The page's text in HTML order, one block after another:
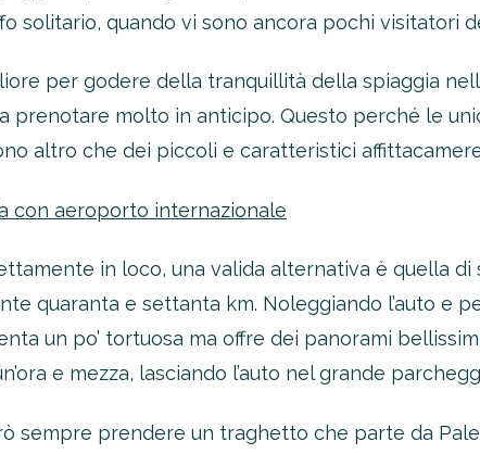
solitario, quando vi sono ancora pochi visitatori
per godere della tranquillità della spiaggia
prenotare molto in anticipo. Questo perché le
altro che dei piccoli e caratteristici
con aeroporto internazionale
in loco, una valida alternativa è quella di
quaranta e settanta km. Noleggiando l’auto e
un po’ tortuosa ma offre dei panorami
e mezza, lasciando l’auto nel grande
sempre prendere un traghetto che parte da